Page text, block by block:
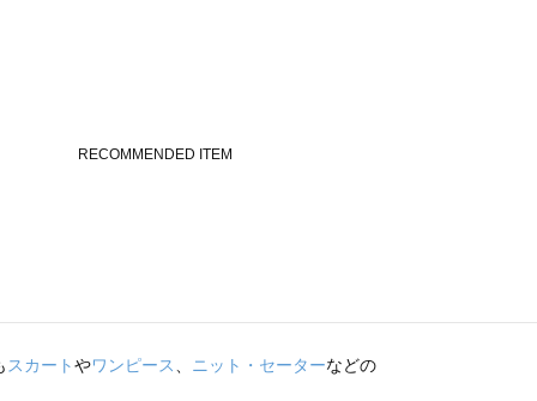
スカートやワンピース、 ニット・セーターなどの